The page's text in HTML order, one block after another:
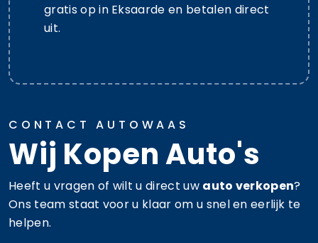
gratis op in Eksaarde en betalen direct
uit.
CONTACT AUTOWAAS
Wij Kopen Auto's
Heeft u vragen of wilt u direct uw auto verkopen?
Ons team staat voor u klaar om u snel en eerlijk te
helpen.